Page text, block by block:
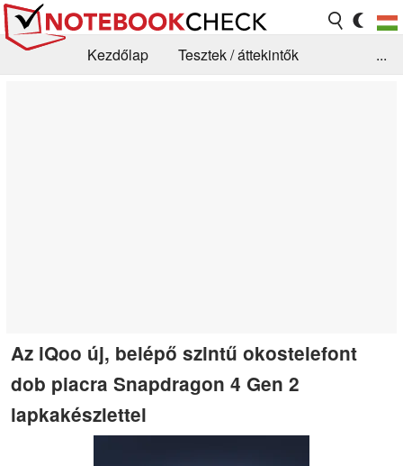
Kezdőlap
Tesztek / áttekintők
...
Az iQoo új, belépő szintű okostelefont
dob piacra Snapdragon 4 Gen 2
lapkakészlettel